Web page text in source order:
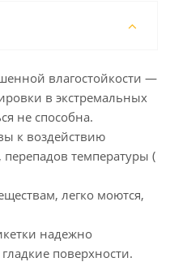
влагостойкости —
в экстремальных
не способна.
к воздействию
температуры (
легко моются,
надежно
поверхности.